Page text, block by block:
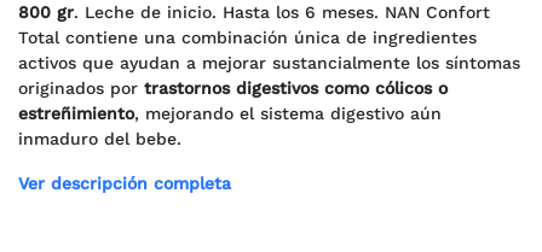
800 gr. Leche de inicio. Hasta los 6 meses. NAN Confort
Total contiene una combinación única de ingredientes
activos que ayudan a mejorar sustancialmente los síntomas
originados por trastornos digestivos como cólicos o
estreñimiento, mejorando el sistema digestivo aún
inmaduro del bebe.
Ver descripción completa